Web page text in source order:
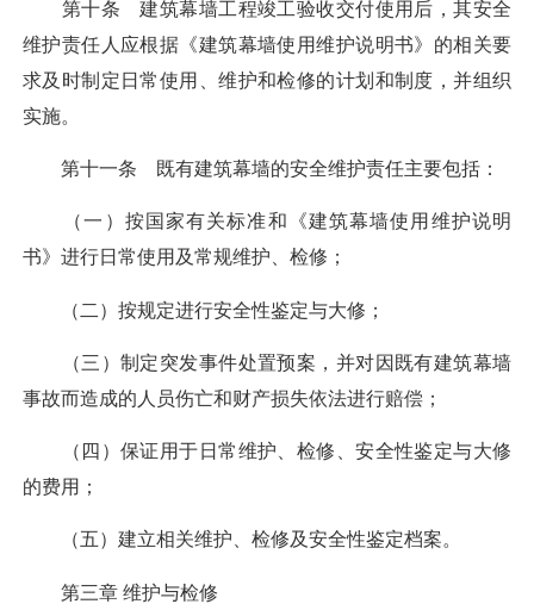
第十条 建筑幕墙工程竣工验收交付使用后，其安全
维护责任人应根据《建筑幕墙使用维护说明书》的相关要
求及时制定日常使用、维护和检修的计划和制度，并组织
实施。
第十一条 既有建筑幕墙的安全维护责任主要包括：
（一）按国家有关标准和《建筑幕墙使用维护说明
书》进行日常使用及常规维护、检修；
（二）按规定进行安全性鉴定与大修；
（三）制定突发事件处置预案，并对因既有建筑幕墙
事故而造成的人员伤亡和财产损失依法进行赔偿；
（四）保证用于日常维护、检修、安全性鉴定与大修
的费用；
（五）建立相关维护、检修及安全性鉴定档案。
第三章 维护与检修